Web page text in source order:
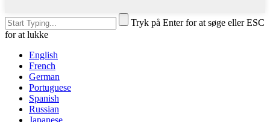
Tryk på Enter for at søge eller ESC
for at lukke
English
French
German
Portuguese
Spanish
Russian
Japanese